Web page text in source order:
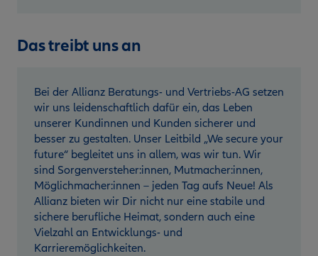
Das treibt uns an
Bei der Allianz Beratungs- und Vertriebs-AG setzen
wir uns leidenschaftlich dafür ein, das Leben
unserer Kundinnen und Kunden sicherer und
besser zu gestalten. Unser Leitbild „We secure your
future“ begleitet uns in allem, was wir tun. Wir
sind Sorgenversteher:innen, Mutmacher:innen,
Möglichmacher:innen – jeden Tag aufs Neue! Als
Allianz bieten wir Dir nicht nur eine stabile und
sichere berufliche Heimat, sondern auch eine
Vielzahl an Entwicklungs- und
Karrieremöglichkeiten.